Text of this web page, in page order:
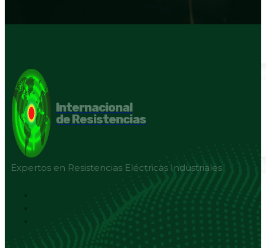
Internacional
de Resistencias
Expertos en Resistencias Eléctricas Industriales